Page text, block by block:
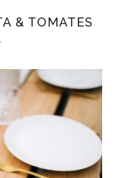
& TOMATES